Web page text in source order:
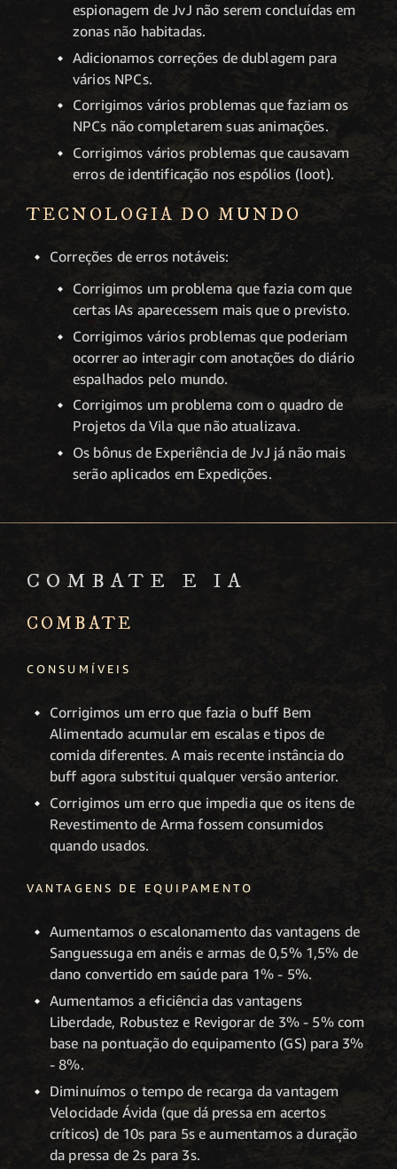
espionagem de JvJ não serem concluídas em
zonas não habitadas.
Adicionamos correções de dublagem para
vários NPCs.
Corrigimos vários problemas que faziam os
NPCs não completarem suas animações.
Corrigimos vários problemas que causavam
erros de identificação nos espólios (loot).
TECNOLOGIA DO MUNDO
Correções de erros notáveis:
Corrigimos um problema que fazia com que
certas IAs aparecessem mais que o previsto.
Corrigimos vários problemas que poderiam
ocorrer ao interagir com anotações do diário
espalhados pelo mundo.
Corrigimos um problema com o quadro de
Projetos da Vila que não atualizava.
Os bônus de Experiência de JvJ já não mais
serão aplicados em Expedições.
COMBATE E IA
COMBATE
CONSUMÍVEIS
Corrigimos um erro que fazia o buff Bem
Alimentado acumular em escalas e tipos de
comida diferentes. A mais recente instância do
buff agora substitui qualquer versão anterior.
Corrigimos um erro que impedia que os itens de
Revestimento de Arma fossem consumidos
quando usados.
VANTAGENS DE EQUIPAMENTO
Aumentamos o escalonamento das vantagens de
Sanguessuga em anéis e armas de 0,5% 1,5% de
dano convertido em saúde para 1% - 5%.
Aumentamos a eficiência das vantagens
Liberdade, Robustez e Revigorar de 3% - 5% com
base na pontuação do equipamento (GS) para 3%
- 8%.
Diminuímos o tempo de recarga da vantagem
Velocidade Ávida (que dá pressa em acertos
críticos) de 10s para 5s e aumentamos a duração
da pressa de 2s para 3s.